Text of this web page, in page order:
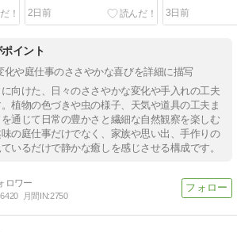
2日前 3日前
イント
化や庭仕事のささやかな喜びを詳細に描写
向けた、日々のささやかな変化や手入れの工夫
植物の色づきや虫の様子、天気や道具の工夫ま
通じて日常の豊かさと繊細な自然観察を楽しむ
の庭仕事だけでなく、家族や思い出、手作りの
いるだけで静かな癒しを感じさせる構成です。
6420 月間IN:2750